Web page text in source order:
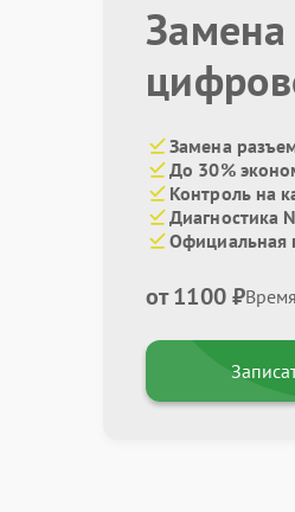
Замена
Замена
До 30%
Контроль на
Диагностика
Официальная
от 1100 ₽